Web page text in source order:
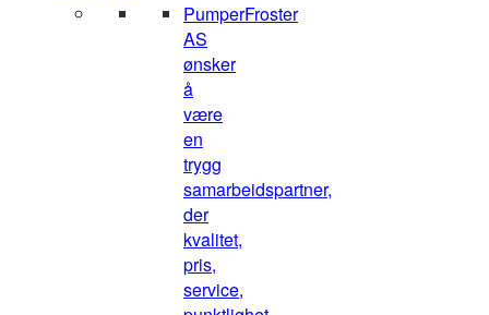
PumperFroster
AS
ønsker
å
være
en
trygg
samarbeidspartner,
der
kvalitet,
pris,
service,